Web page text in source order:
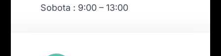
Sobota : 9:00 – 13:00